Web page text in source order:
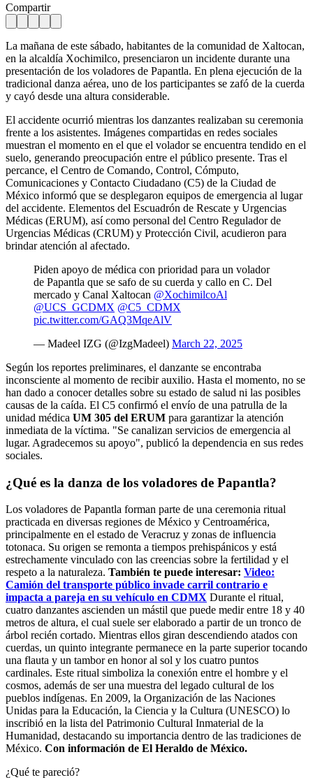
Compartir
La mañana de este sábado, habitantes de la comunidad de Xaltocan,
en la alcaldía Xochimilco, presenciaron un incidente durante una
presentación de los voladores de Papantla. En plena ejecución de la
tradicional danza aérea, uno de los participantes se zafó de la cuerda
y cayó desde una altura considerable.
El accidente ocurrió mientras los danzantes realizaban su ceremonia
frente a los asistentes. Imágenes compartidas en redes sociales
muestran el momento en el que el volador se encuentra tendido en el
suelo, generando preocupación entre el público presente. Tras el
percance, el Centro de Comando, Control, Cómputo,
Comunicaciones y Contacto Ciudadano (C5) de la Ciudad de
México informó que se desplegaron equipos de emergencia al lugar
del accidente. Elementos del Escuadrón de Rescate y Urgencias
Médicas (ERUM), así como personal del Centro Regulador de
Urgencias Médicas (CRUM) y Protección Civil, acudieron para
brindar atención al afectado.
Piden apoyo de médica con prioridad para un volador
de Papantla que se safo de su cuerda y callo en C. Del
mercado y Canal Xaltocan @XochimilcoAl
@UCS_GCDMX @C5_CDMX
pic.twitter.com/GAQ3MqeAlV
— Madeel IZG (@IzgMadeel) March 22, 2025
Según los reportes preliminares, el danzante se encontraba
inconsciente al momento de recibir auxilio. Hasta el momento, no se
han dado a conocer detalles sobre su estado de salud ni las posibles
causas de la caída. El C5 confirmó el envío de una patrulla de la
unidad médica UM 305 del ERUM para garantizar la atención
inmediata de la víctima. "Se canalizan servicios de emergencia al
lugar. Agradecemos su apoyo", publicó la dependencia en sus redes
sociales.
¿Qué es la danza de los voladores de Papantla?
Los voladores de Papantla forman parte de una ceremonia ritual
practicada en diversas regiones de México y Centroamérica,
principalmente en el estado de Veracruz y zonas de influencia
totonaca. Su origen se remonta a tiempos prehispánicos y está
estrechamente vinculado con las creencias sobre la fertilidad y el
respeto a la naturaleza. También te puede interesar: Video:
Camión del transporte público invade carril contrario e
impacta a pareja en su vehículo en CDMX Durante el ritual,
cuatro danzantes ascienden un mástil que puede medir entre 18 y 40
metros de altura, el cual suele ser elaborado a partir de un tronco de
árbol recién cortado. Mientras ellos giran descendiendo atados con
cuerdas, un quinto integrante permanece en la parte superior tocando
una flauta y un tambor en honor al sol y los cuatro puntos
cardinales. Este ritual simboliza la conexión entre el hombre y el
cosmos, además de ser una muestra del legado cultural de los
pueblos indígenas. En 2009, la Organización de las Naciones
Unidas para la Educación, la Ciencia y la Cultura (UNESCO) lo
inscribió en la lista del Patrimonio Cultural Inmaterial de la
Humanidad, destacando su importancia dentro de las tradiciones de
México. Con información de El Heraldo de México.
¿Qué te pareció?